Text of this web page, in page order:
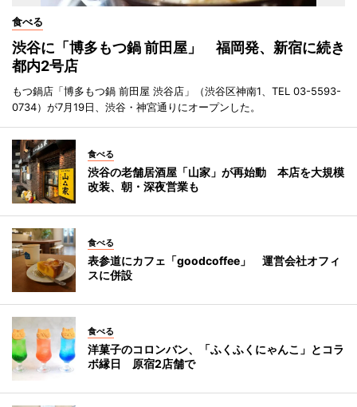
食べる
渋谷に「博多もつ鍋 前田屋」 福岡発、新宿に続き
都内2号店
もつ鍋店「博多もつ鍋 前田屋 渋谷店」（渋谷区神南1、TEL 03-5593-
0734）が7月19日、渋谷・神宮通りにオープンした。
食べる
渋谷の老舗居酒屋「山家」が再始動 本店を大規模
改装、朝・深夜営業も
食べる
表参道にカフェ「goodcoffee」 運営会社オフィ
スに併設
食べる
洋菓子のコロンバン、「ふくふくにゃんこ」とコラ
ボ縁日 原宿2店舗で